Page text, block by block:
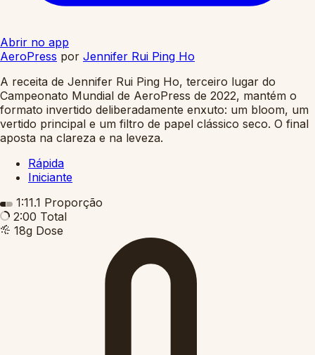
Abrir no app
AeroPress por Jennifer Rui Ping Ho
A receita de Jennifer Rui Ping Ho, terceiro lugar do
Campeonato Mundial de AeroPress de 2022, mantém o
formato invertido deliberadamente enxuto: um bloom, um
vertido principal e um filtro de papel clássico seco. O final
aposta na clareza e na leveza.
Rápida
Iniciante
1:11.1 Proporção
2:00 Total
18g Dose